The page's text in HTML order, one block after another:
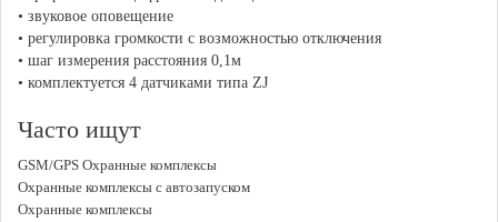
• звуковое оповещение
• регулировка громкости с возможностью отключения
• шаг измерения расстояния 0,1м
• комплектуется 4 датчиками типа ZJ
Часто ищут
GSM/GPS Охранные комплексы
Охранные комплексы с автозапуском
Охранные комплексы